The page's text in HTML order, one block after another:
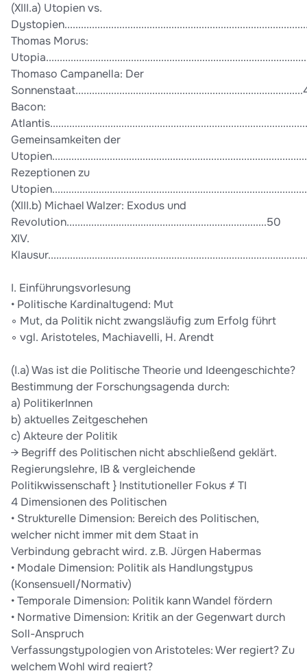
(XIII.a) Utopien vs.
Thomas Morus:
Thomaso Campanella: Der
Bacon:
Gemeinsamkeiten der
Rezeptionen zu
(XIII.b) Michael Walzer: Exodus und
Revolution.........................................................................50
XIV.
I. Einführungsvorlesung
• Politische Kardinaltugend: Mut
◦ Mut, da Politik nicht zwangsläufig zum Erfolg führt
◦ vgl. Aristoteles, Machiavelli, H. Arendt
(I.a) Was ist die Politische Theorie und Ideengeschichte?
Bestimmung der Forschungsagenda durch:
a) PolitikerInnen
b) aktuelles Zeitgeschehen
c) Akteure der Politik
→ Begriff des Politischen nicht abschließend geklärt.
Regierungslehre, IB & vergleichende
Politikwissenschaft } Institutioneller Fokus ≠ TI
4 Dimensionen des Politischen
• Strukturelle Dimension: Bereich des Politischen,
welcher nicht immer mit dem Staat in
Verbindung gebracht wird. z.B. Jürgen Habermas
• Modale Dimension: Politik als Handlungstypus
(Konsensuell/Normativ)
• Temporale Dimension: Politik kann Wandel fördern
• Normative Dimension: Kritik an der Gegenwart durch
Soll-Anspruch
Verfassungstypologien von Aristoteles: Wer regiert? Zu
welchem Wohl wird regiert?